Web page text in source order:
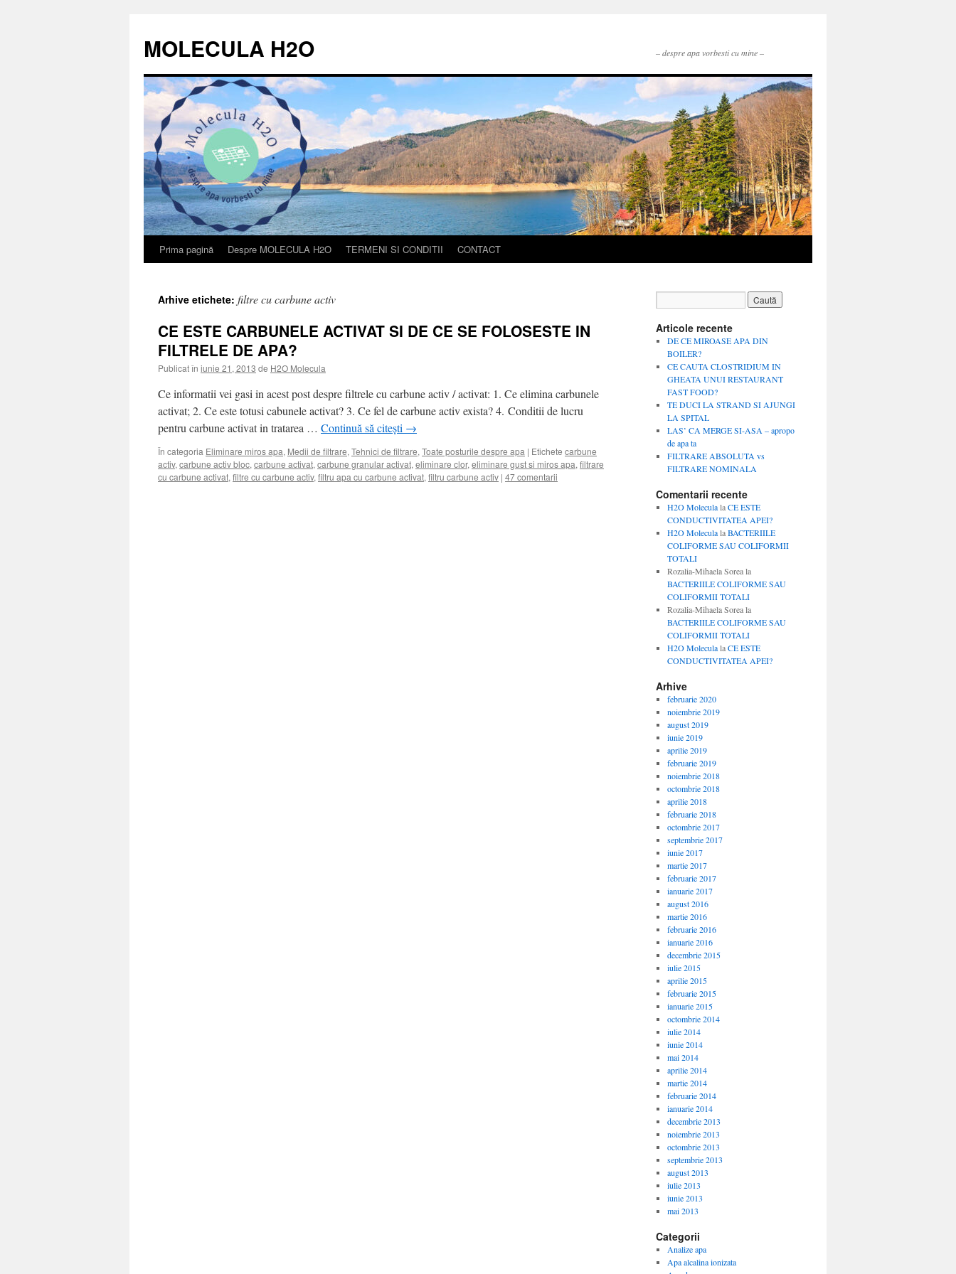
conținut
MOLECULA H2O – despre apa vorbesti cu mine –
Prima pagină Despre MOLECULA H2O TERMENI SI CONDITII CONTACT
Arhive etichete: filtre cu carbune activ
CE ESTE CARBUNELE ACTIVAT SI DE CE SE FOLOSESTE IN
FILTRELE DE APA?
Publicat în iunie 21, 2013 de H2O Molecula
Ce informatii vei gasi in acest post despre filtrele cu carbune activ / activat: 1. Ce elimina carbunele
activat; 2. Ce este totusi cabunele activat? 3. Ce fel de carbune activ exista? 4. Conditii de lucru
pentru carbune activat in tratarea … Continuă să citești →
În categoria Eliminare miros apa, Medii de filtrare, Tehnici de filtrare, Toate posturile despre apa | Etichete carbune
activ, carbune activ bloc, carbune activat, carbune granular activat, eliminare clor, eliminare gust si miros apa, filtrare
cu carbune activat, filtre cu carbune activ, filtru apa cu carbune activat, filtru carbune activ | 47 comentarii
Articole recente
DE CE MIROASE APA DIN
BOILER?
CE CAUTA CLOSTRIDIUM IN
GHEATA UNUI RESTAURANT
FAST FOOD?
TE DUCI LA STRAND SI AJUNGI
LA SPITAL
LAS’ CA MERGE SI-ASA – apropo
de apa ta
FILTRARE ABSOLUTA vs
FILTRARE NOMINALA
Comentarii recente
H2O MoleculalaCE ESTE
CONDUCTIVITATEA APEI?
H2O MoleculalaBACTERIILE
COLIFORME SAU COLIFORMII
TOTALI
Rozalia-Mihaela Soreala
BACTERIILE COLIFORME SAU
COLIFORMII TOTALI
Rozalia-Mihaela Soreala
BACTERIILE COLIFORME SAU
COLIFORMII TOTALI
H2O MoleculalaCE ESTE
CONDUCTIVITATEA APEI?
Arhive
februarie 2020
noiembrie 2019
august 2019
iunie 2019
aprilie 2019
februarie 2019
noiembrie 2018
octombrie 2018
aprilie 2018
februarie 2018
octombrie 2017
septembrie 2017
iunie 2017
martie 2017
februarie 2017
ianuarie 2017
august 2016
martie 2016
februarie 2016
ianuarie 2016
decembrie 2015
iulie 2015
aprilie 2015
februarie 2015
ianuarie 2015
octombrie 2014
iulie 2014
iunie 2014
mai 2014
aprilie 2014
martie 2014
februarie 2014
ianuarie 2014
decembrie 2013
noiembrie 2013
octombrie 2013
septembrie 2013
august 2013
iulie 2013
iunie 2013
mai 2013
Categorii
Analize apa
Apa alcalina ionizata